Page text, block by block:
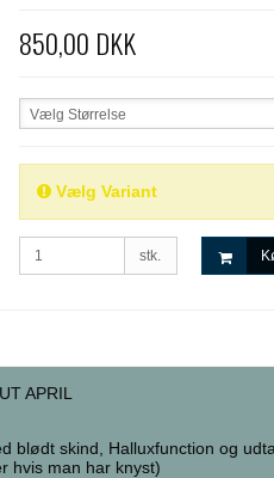
850,00 DKK
Vælg Størrelse
Vælg Variant
stk.
APRIL
blødt skind, Halluxfunction og
hvis man har knyst)